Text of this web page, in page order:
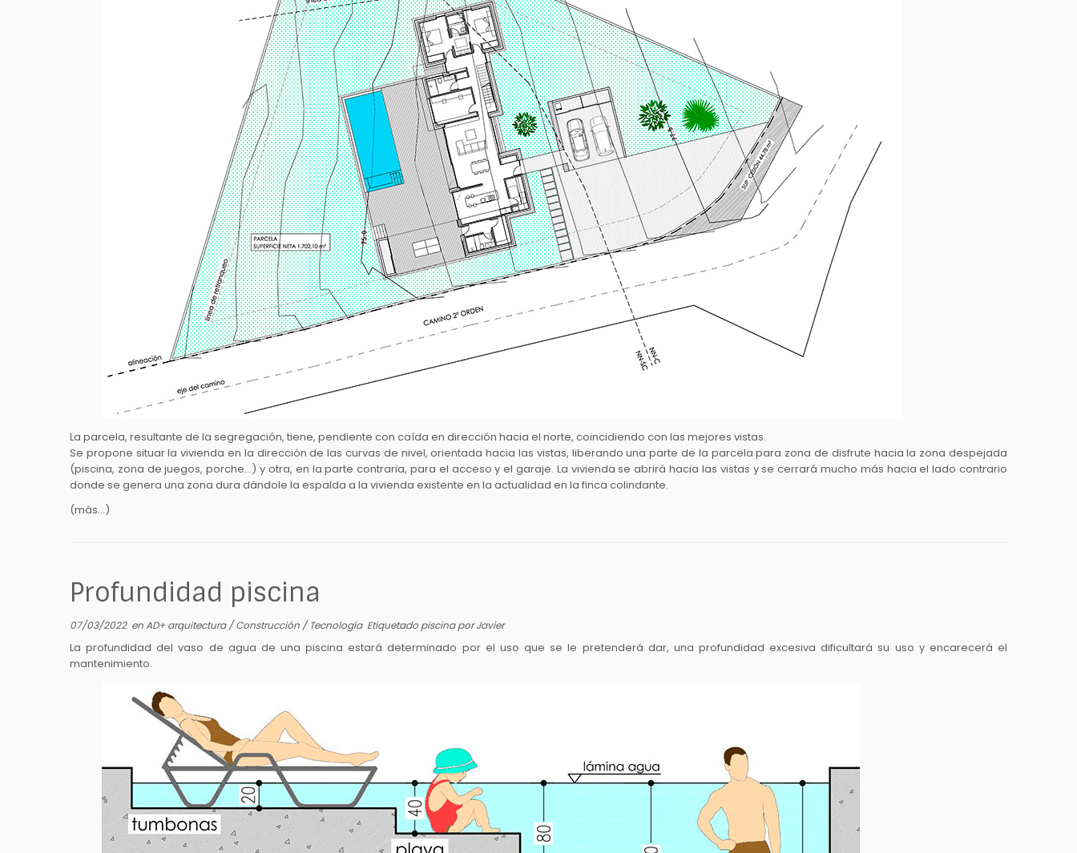
La parcela, resultante de la segregación, tiene, pendiente con caída en dirección hacia el norte, coincidiendo con las mejores vistas.
Se propone situar la vivienda en la dirección de las curvas de nivel, orientada hacia las vistas, liberando una parte de la parcela para zona de disfrute hacia la zona despejada
(piscina, zona de juegos, porche…) y otra, en la parte contraria, para el acceso y el garaje. La vivienda se abrirá hacia las vistas y se cerrará mucho más hacia el lado contrario
donde se genera una zona dura dándole la espalda a la vivienda existente en la actualidad en la finca colindante.
(más…)
Profundidad piscina
07/03/2022enAD+ arquitectura/Construcción /Tecnología Etiquetado piscinaporJavier
La profundidad del vaso de agua de una piscina estará determinado por el uso que se le pretenderá dar, una profundidad excesiva dificultará su uso y encarecerá el
mantenimiento.